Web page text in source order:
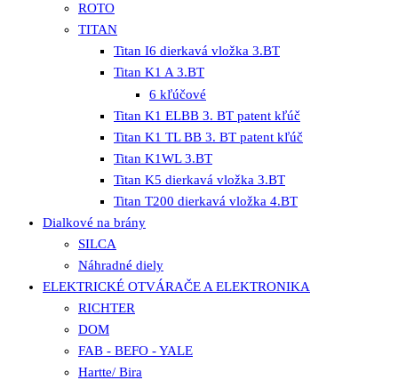
ROTO
TITAN
Titan I6 dierkavá vložka 3.BT
Titan K1 A 3.BT
6 kľúčové
Titan K1 ELBB 3. BT patent kľúč
Titan K1 TL BB 3. BT patent kľúč
Titan K1WL 3.BT
Titan K5 dierkavá vložka 3.BT
Titan T200 dierkavá vložka 4.BT
Dialkové na brány
SILCA
Náhradné diely
ELEKTRICKÉ OTVÁRAČE A ELEKTRONIKA
RICHTER
DOM
FAB - BEFO - YALE
Hartte/ Bira